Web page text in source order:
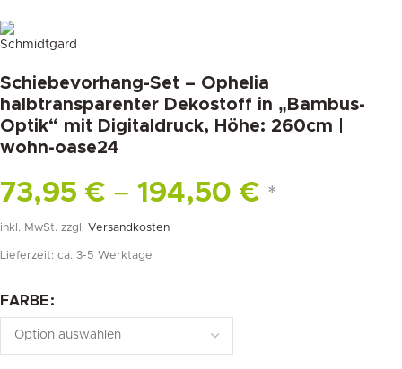
Schiebevorhang-Set – Ophelia
halbtransparenter Dekostoff in „Bambus-
Optik“ mit Digitaldruck, Höhe: 260cm |
wohn-oase24
73,95 € – 194,50 € *
inkl. MwSt. zzgl. Versandkosten
Lieferzeit: ca. 3-5 Werktage
FARBE